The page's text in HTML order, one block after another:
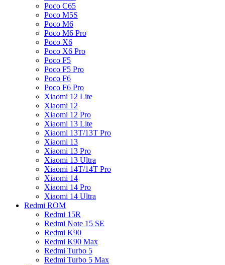
Poco C65
Poco M5S
Poco M6
Poco M6 Pro
Poco X6
Poco X6 Pro
Poco F5
Poco F5 Pro
Poco F6
Poco F6 Pro
Xiaomi 12 Lite
Xiaomi 12
Xiaomi 12 Pro
Xiaomi 13 Lite
Xiaomi 13T/13T Pro
Xiaomi 13
Xiaomi 13 Pro
Xiaomi 13 Ultra
Xiaomi 14T/14T Pro
Xiaomi 14
Xiaomi 14 Pro
Xiaomi 14 Ultra
Redmi ROM
Redmi 15R
Redmi Note 15 SE
Redmi K90
Redmi K90 Max
Redmi Turbo 5
Redmi Turbo 5 Max